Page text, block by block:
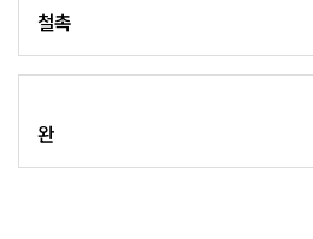
철촉
완